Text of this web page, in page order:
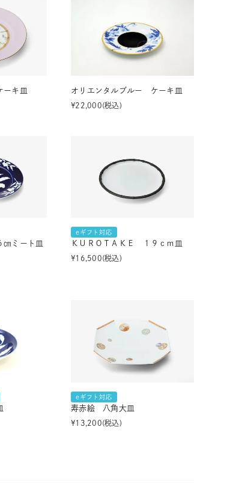
ーキ皿 オリエンタルブルー ケーキ皿
¥22,000 税込
ミート皿
eギフト対応
ＫＵＲＯＴＡＫＥ １９ｃｍ皿
¥16,500 税込
eギフト対応
寿赤絵 八角大皿
¥13,200 税込